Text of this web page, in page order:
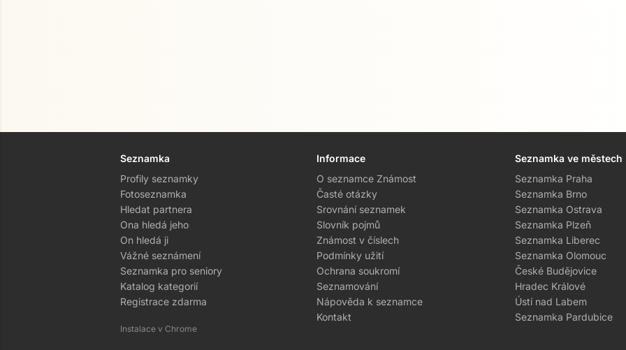
Seznamka
Profily seznamky
Fotoseznamka
Hledat partnera
Ona hledá jeho
On hledá ji
Vážné seznámení
Seznamka pro seniory
Katalog kategorií
Registrace zdarma
Instalace v Chrome
Informace
O seznamce Známost
Časté otázky
Srovnání seznamek
Slovník pojmů
Známost v číslech
Podmínky užití
Ochrana soukromí
Seznamování
Nápověda k seznamce
Kontakt
Seznamka ve městech
Seznamka Praha
Seznamka Brno
Seznamka Ostrava
Seznamka Plzeň
Seznamka Liberec
Seznamka Olomouc
České Budějovice
Hradec Králové
Ústí nad Labem
Seznamka Pardubice